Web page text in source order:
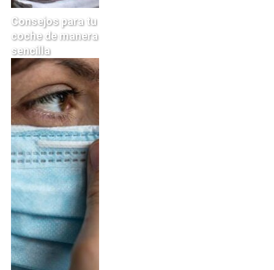
Consejos para tu
coche de manera
sencilla